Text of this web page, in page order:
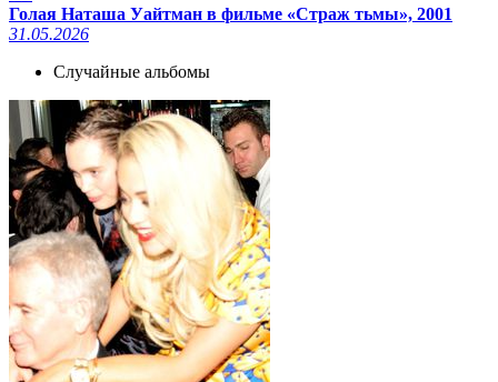
Голая Наташа Уайтман в фильме «Страж тьмы», 2001
31.05.2026
Случайные альбомы